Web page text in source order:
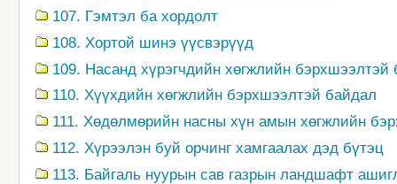
107. Гэмтэл ба хордолт
108. Хортой шинэ үүсвэрүүд
109. Насанд хүрэгчдийн хөгжлийн бэрхшээлтэй
110. Хүүхдийн хөгжлийн бэрхшээлтэй байдал
111. Хөдөлмөрийн насны хүн амын хөгжлийн
112. Хүрээлэн буй орчинг хамгаалах дэд бүтэц
113. Байгаль нуурын сав газрын ландшафт